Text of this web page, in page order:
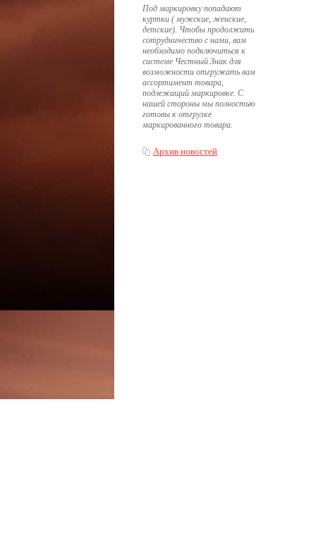
Под маркировку попадают
куртки ( мужские, женские,
детские). Чтобы продолжить
сотрудничество с нами, вам
необходимо подключиться к
системе Честный Знак для
возможности отгружать вам
ассортимент товара,
подлежащий маркировке. С
нашей стороны мы полностью
готовы к отгрузке
маркированного товара.
Архив новостей